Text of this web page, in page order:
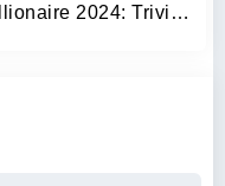
Millionaire 2024: Trivia Game